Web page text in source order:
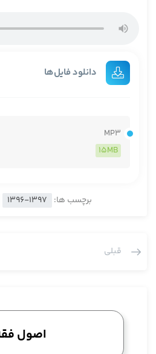
دانلود فایل‌ها
MP3
15MB
برچسب ها: 1396-1397
قبلی
اصول